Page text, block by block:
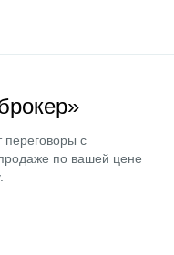
переговоры с
по вашей цене